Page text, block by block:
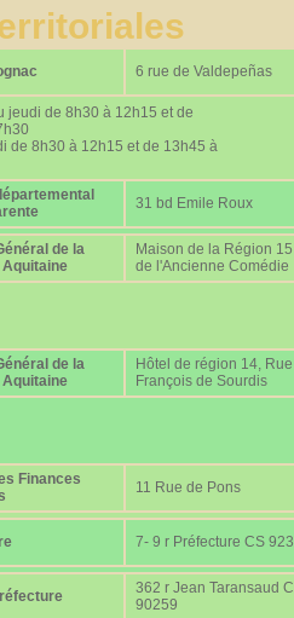
6 rue de Valdepeñas
jeudi de 8h30 à 12h15 et de
de 8h30 à 12h15 et de 13h45 à
31 bd Emile Roux
de la
Aquitaine
Maison de la Région
de l'Ancienne Comédie
de la
Aquitaine
Hôtel de région 14, Rue
François de Sourdis
Finances
11 Rue de Pons
7- 9 r Préfecture CS
362 r Jean Taransaud
90259